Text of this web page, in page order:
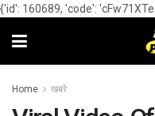
{'id': 160689, 'code': 'cFw71XTe
Home खबरे